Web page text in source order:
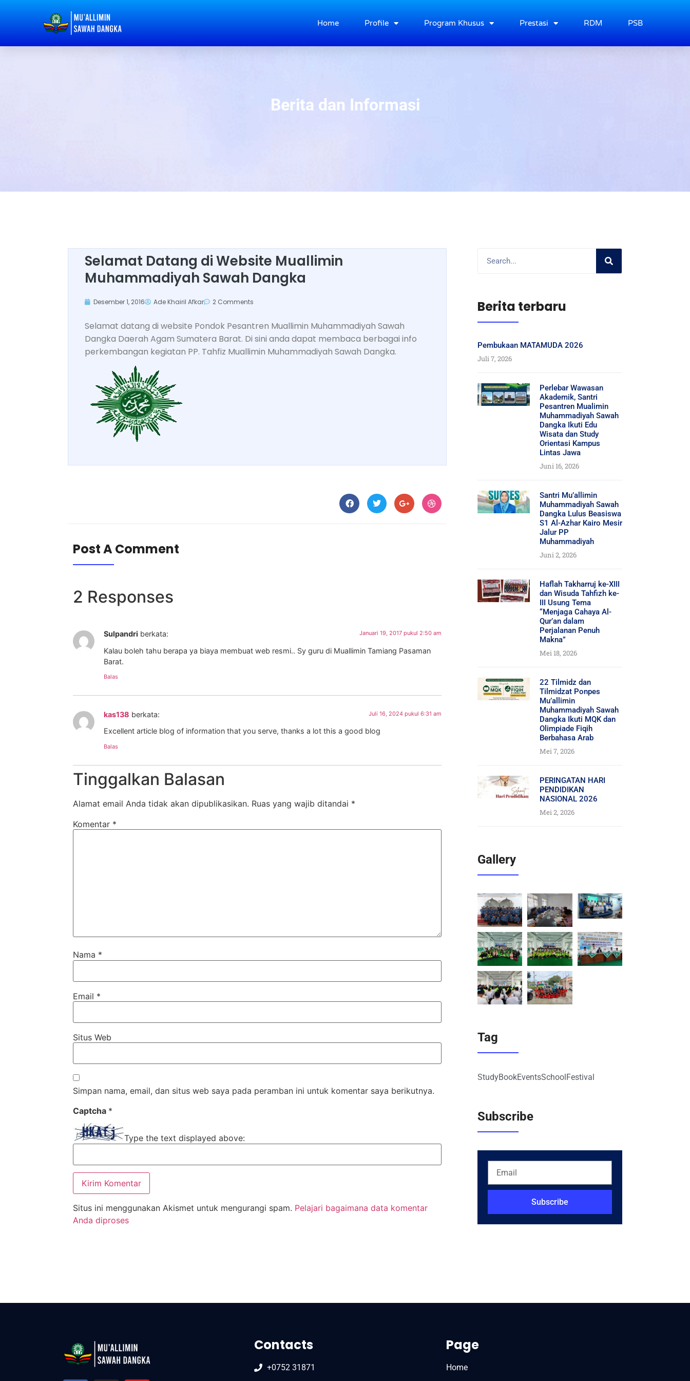
Home Profile Program Khusus Prestasi RDM PSB
Berita dan Informasi
Selamat Datang di Website Muallimin
Muhammadiyah Sawah Dangka
Desember 1, 2016 Ade Khairil Afkar 2 Comments
Selamat datang di website Pondok Pesantren Muallimin Muhammadiyah Sawah
Dangka Daerah Agam Sumatera Barat. Di sini anda dapat membaca berbagai info
perkembangan kegiatan PP. Tahfiz Muallimin Muhammadiyah Sawah Dangka.
Post A Comment
2 Responses
Sulpandri berkata: Januari 19, 2017 pukul 2:50 am
Kalau boleh tahu berapa ya biaya membuat web resmi.. Sy guru di Muallimin Tamiang Pasaman
Barat.
Balas
kas138 berkata: Juli 16, 2024 pukul 6:31 am
Excellent article blog of information that you serve, thanks a lot this a good blog
Balas
Tinggalkan Balasan
Alamat email Anda tidak akan dipublikasikan. Ruas yang wajib ditandai *
Komentar *
Nama *
Email *
Situs Web
Simpan nama, email, dan situs web saya pada peramban ini untuk komentar saya berikutnya.
Captcha *
Type the text displayed above:
Situs ini menggunakan Akismet untuk mengurangi spam. Pelajari bagaimana data komentar
Anda diproses
Berita terbaru
Pembukaan MATAMUDA 2026
Juli 7, 2026
Perlebar Wawasan
Akademik, Santri
Pesantren Mualimin
Muhammadiyah Sawah
Dangka Ikuti Edu
Wisata dan Study
Orientasi Kampus
Lintas Jawa
Juni 16, 2026
Santri Mu’allimin
Muhammadiyah Sawah
Dangka Lulus Beasiswa
S1 Al-Azhar Kairo Mesir
Jalur PP
Muhammadiyah
Juni 2, 2026
Haflah Takharruj ke-XIII
dan Wisuda Tahfizh ke-
III Usung Tema
“Menjaga Cahaya Al-
Qur’an dalam
Perjalanan Penuh
Makna”
Mei 18, 2026
22 Tilmidz dan
Tilmidzat Ponpes
Mu’allimin
Muhammadiyah Sawah
Dangka Ikuti MQK dan
Olimpiade Fiqih
Berbahasa Arab
Mei 7, 2026
PERINGATAN HARI
PENDIDIKAN
NASIONAL 2026
Mei 2, 2026
Gallery
Tag
StudyBookEventsSchool Festival
Subscribe
Subscribe
Contacts
+0752 31871
Page
Home